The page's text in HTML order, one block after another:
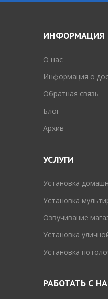
ИНФОРМАЦИЯ
O нас
Информация о
Обратная связь
Блог
Архив
УСЛУГИ
Установка
Установка
Озвучивание
Установка
Установка
РАБОТАТЬ С